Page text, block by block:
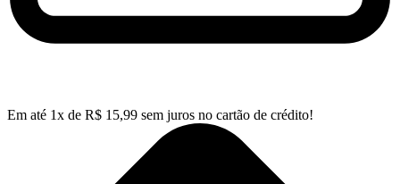
Em até 1x de R$ 15,99 sem juros no cartão de crédito!